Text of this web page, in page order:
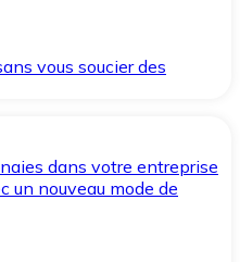
vous soucier des
dans votre entreprise
un nouveau mode de